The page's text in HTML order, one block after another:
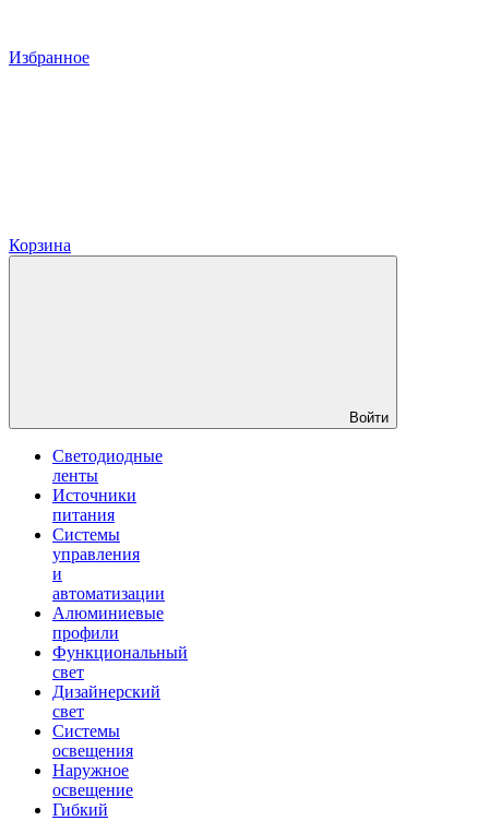
Избранное
Корзина
Войти
Светодиодные
ленты
Источники
питания
Системы
управления
и
автоматизации
Алюминиевые
профили
Функциональный
свет
Дизайнерский
свет
Системы
освещения
Наружное
освещение
Гибкий